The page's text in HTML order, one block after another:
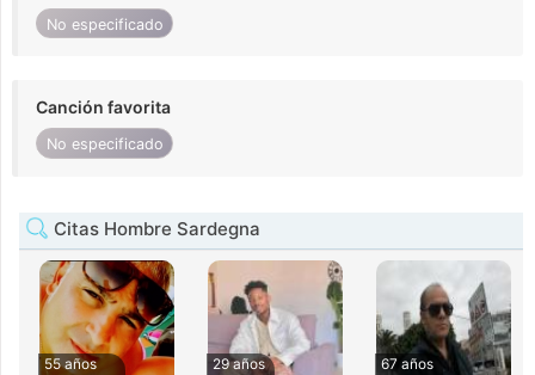
No especificado
Canción favorita
No especificado
Citas Hombre Sardegna
55 años
29 años
67 años